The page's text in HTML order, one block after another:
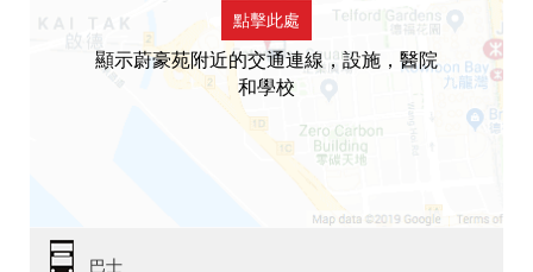
點擊此處
顯示蔚豪苑附近的交通連線，設施，醫院
和學校
巴士